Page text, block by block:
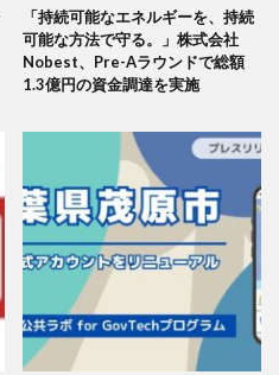
「持続可能なエネルギーを、持続
可能な方法で守る。」株式会社
Nobest、Pre-Aラウンドで総額
1.3億円の資金調達を実施